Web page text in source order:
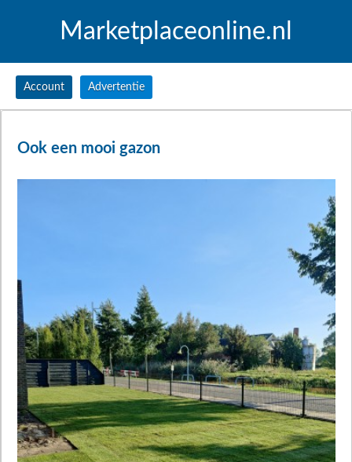
Marketplaceonline.nl
Account Advertentie
Ook een mooi gazon